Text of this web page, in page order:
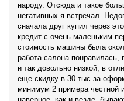
народу. Отсюда и такое
негативных я встречал.
сначала друг купил через
кредит с очень маленьким
стоимость машины была
работа салона
и так довольно низкой, в
еще скидку в 30 тыс за
минимум 2 примера честной